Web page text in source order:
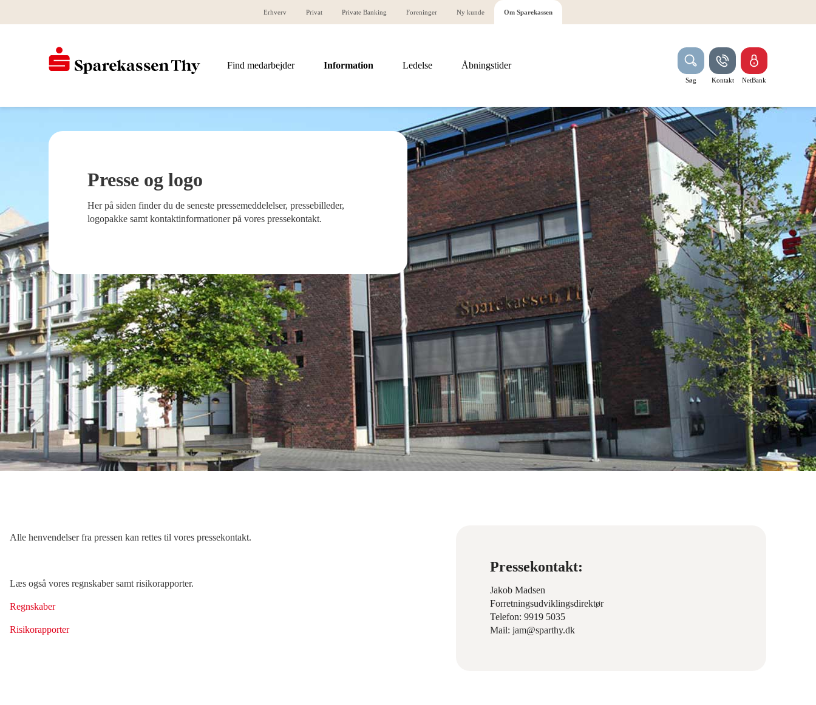
Erhverv Privat Private Banking Foreninger Ny kunde Om Sparekassen
Find medarbejder Information Ledelse Åbningstider
Søg Kontakt NetBank
Presse og logo
Her på siden finder du de seneste pressemeddelelser, pressebilleder,
logopakke samt kontaktinformationer på vores pressekontakt.
Alle henvendelser fra pressen kan rettes til vores pressekontakt.
Læs også vores regnskaber samt risikorapporter.
Regnskaber
Risikorapporter
Pressekontakt:
Jakob Madsen
Forretningsudviklingsdirektør
Telefon: 9919 5035
Mail: jam@sparthy.dk